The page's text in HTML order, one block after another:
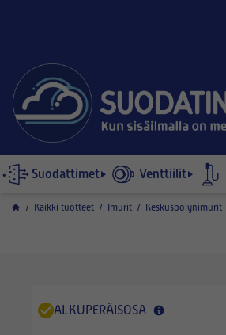
Suodattimet Venttiilit
/ Kaikki tuotteet / Imurit / Keskuspölynimurit
ALKUPERÄISOSA